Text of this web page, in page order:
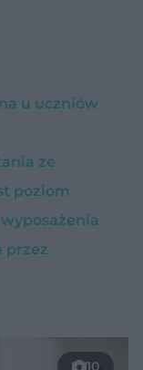
u uczniów
ze
poziom
przez
10